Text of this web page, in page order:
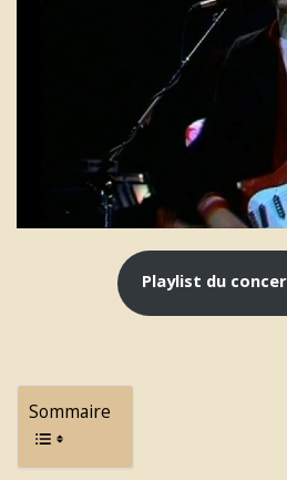
Playlist du
Sommaire